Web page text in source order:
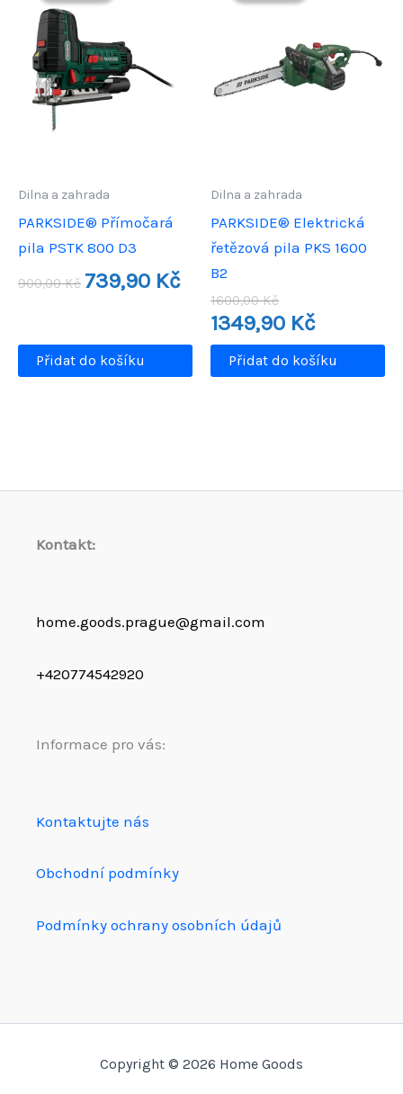
Dilna a zahrada
PARKSIDE® Přímočará
pila PSTK 800 D3
900,00Kč
Původní
cena
739,90 Kč Aktuální
739,90 Kč.
Přidat do košíku
Dilna a zahrada
PARKSIDE® Elektrická
řetězová pila PKS 1600
B2
1600,00KčPůvodní
cena
byla:
1600,00 Kč.
1349,90 Kč
je:
1349,90 Kč.
Přidat do košíku
Kontakt:
home.goods.prague@gmail.com
+420774542920
Informace pro vás:
Kontaktujte nás
Obchodní podmínky
Podmínky ochrany osobních údajů
Copyright © 2026 Home Goods